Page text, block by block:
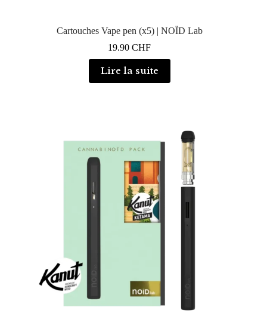
Cartouches Vape pen (x5) | NOÏD Lab
19.90CHF
Lire la suite